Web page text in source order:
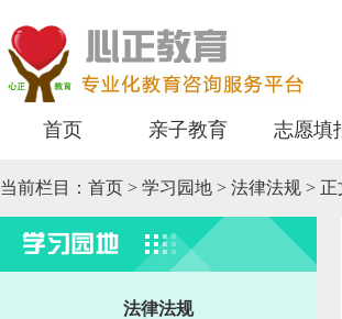
首页 亲子教育 志愿填
当前栏目： 首页 > 学习园地 > 法律法规 > 正
学习园地
法律法规